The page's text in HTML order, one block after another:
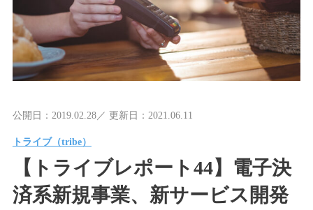
公開日：2019.02.28／ 更新日：2021.06.11
トライブ（tribe）
【トライブレポート44】電子決
済系新規事業、新サービス開発